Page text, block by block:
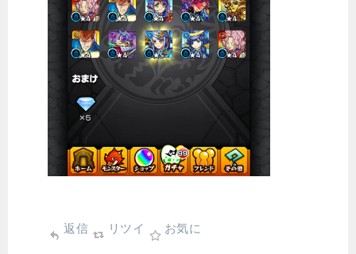
返信 リツイ お気に